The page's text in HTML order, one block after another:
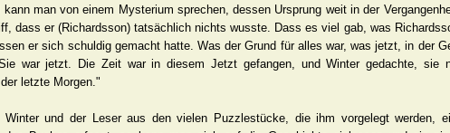
man von einem Mysterium sprechen, dessen Ursprung weit in der
dass er (Richardsson) tatsächlich nichts wusste. Dass es viel gab, was
er sich schuldig gemacht hatte. Was der Grund für alles war, was jetzt, in der
war jetzt. Die Zeit war in diesem Jetzt gefangen, und Winter gedachte, sie
letzte Morgen."
Winter und der Leser aus den vielen Puzzlestücke, die ihm vorgelegt werden,